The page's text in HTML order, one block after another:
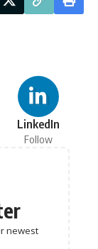
LinkedIn
Follow
newest